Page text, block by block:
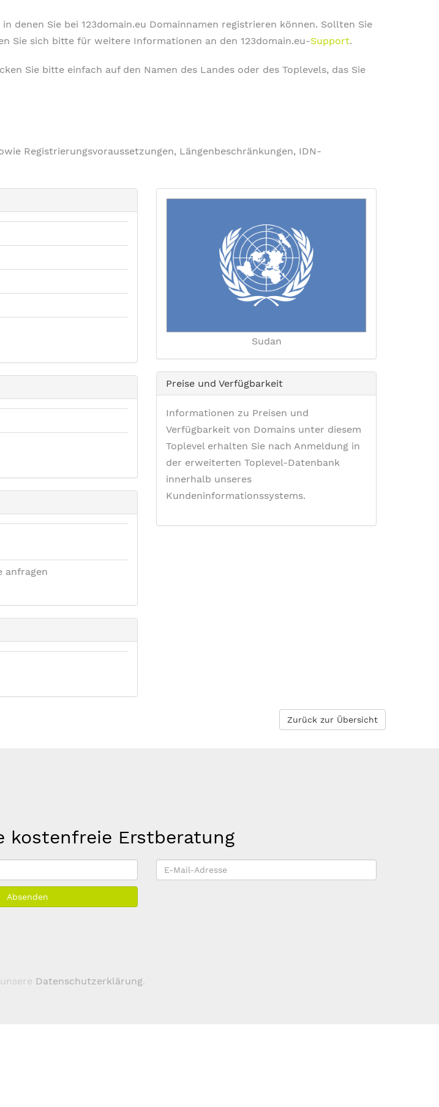
denen Sie bei 123domain.eu Domainnamen registrieren können. Sollten Sie
Sie sich bitte für weitere Informationen an den 123domain.eu-Support.
Sie bitte einfach auf den Namen des Landes oder des Toplevels, das Sie
Registrierungsvoraussetzungen, Längenbeschränkungen, IDN-
anfragen
Sudan
Preise und Verfügbarkeit
Informationen zu Preisen und
Verfügbarkeit von Domains unter diesem
Toplevel erhalten Sie nach Anmeldung in
der erweiterten Toplevel-Datenbank
innerhalb unseres
Kundeninformationssystems.
Zurück zur Übersicht
kostenfreie Erstberatung
E-
Mail-
Absenden
Datenschutzerklärung.